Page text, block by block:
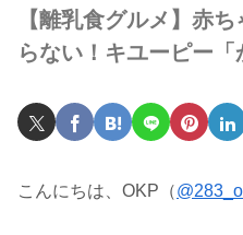
【離乳食グルメ】赤
らない！キユーピー「
こんにちは、OKP（